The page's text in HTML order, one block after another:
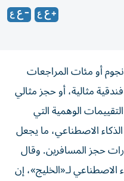
أو مئات المراجعات
مثالية، أو حجز مثالي
الوهمية التي
الاصطناعي، ما يجعل
حجز المسافرين. وقال
لـ«الخليج»، إن